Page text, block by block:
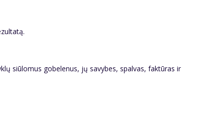
siūlomus gobelenus, jų savybes, spalvas, faktūras ir